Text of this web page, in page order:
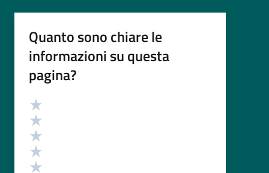
Quanto sono chiare le
informazioni su questa
pagina?
Valutazione